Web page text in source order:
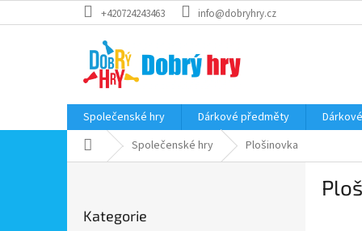
na
+420724243463 info@dobryhry.cz
Společenské hry Dárkové předměty
Domů Společenské hry Plošinovka
kategorie
Kategorie